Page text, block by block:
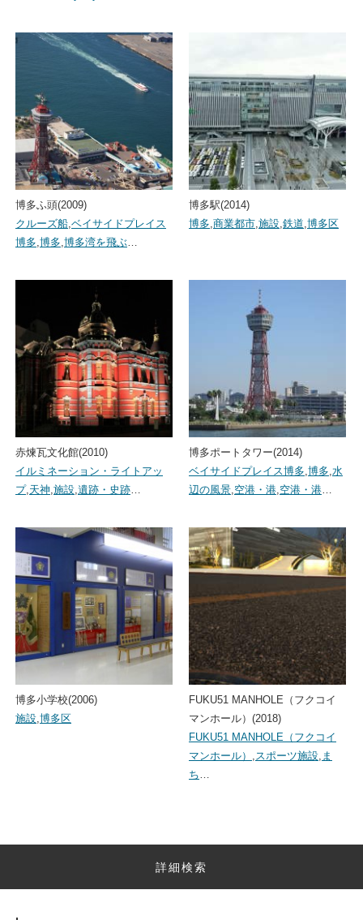
博多ふ頭(2009)
クルーズ船,ベイサイドプレイス
博多,博多,博多湾を飛ぶ…
博多駅(2014)
博多,商業都市,施設,鉄道,博多区
赤煉瓦文化館(2010)
イルミネーション・ライトアッ
プ,天神,施設,遺跡・史跡…
博多ポートタワー(2014)
ベイサイドプレイス博多,博多,水
辺の風景,空港・港,空港・港…
博多小学校(2006)
施設,博多区
FUKU51 MANHOLE（フクコイ
マンホール）(2018)
FUKU51 MANHOLE（フクコイ
マンホール） ,スポーツ施設, ま
ち…
詳細検索